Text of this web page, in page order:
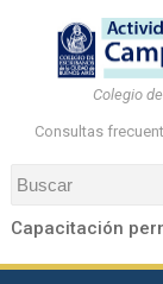
Colegio
Consultas
Capacitación